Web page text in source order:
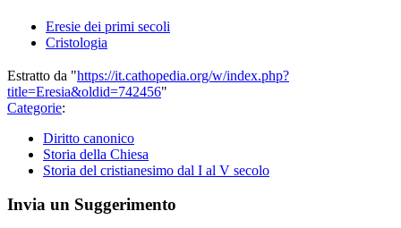
Eresie dei primi secoli
Cristologia
Estratto da "https://it.cathopedia.org/w/index.php?
title=Eresia&oldid=742456"
Categorie:
Diritto canonico
Storia della Chiesa
Storia del cristianesimo dal I al V secolo
Invia un Suggerimento